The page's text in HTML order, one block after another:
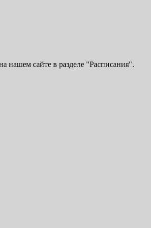
нашем сайте в разделе "Расписания".